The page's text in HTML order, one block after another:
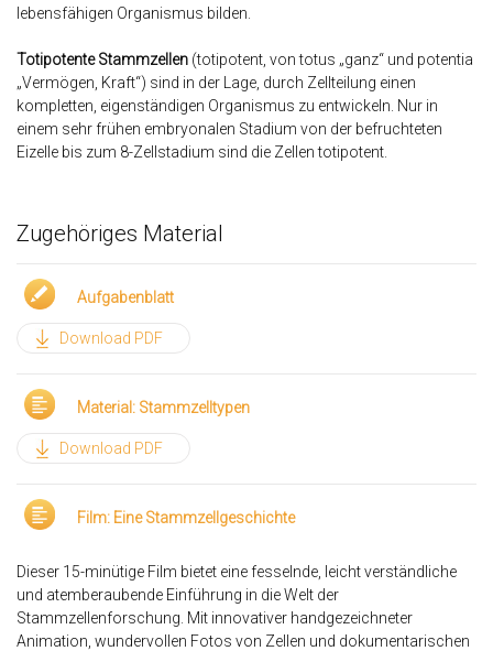
lebensfähigen Organismus bilden.
Totipotente Stammzellen (totipotent, von totus „ganz“ und potentia
„Vermögen, Kraft“) sind in der Lage, durch Zellteilung einen
kompletten, eigenständigen Organismus zu entwickeln. Nur in
einem sehr frühen embryonalen Stadium von der befruchteten
Eizelle bis zum 8-Zellstadium sind die Zellen totipotent.
Zugehöriges Material
Aufgabenblatt
Download PDF
Material: Stammzelltypen
Download PDF
Film: Eine Stammzellgeschichte
Dieser 15-minütige Film bietet eine fesselnde, leicht verständliche
und atemberaubende Einführung in die Welt der
Stammzellenforschung. Mit innovativer handgezeichneter
Animation, wundervollen Fotos von Zellen und dokumentarischen